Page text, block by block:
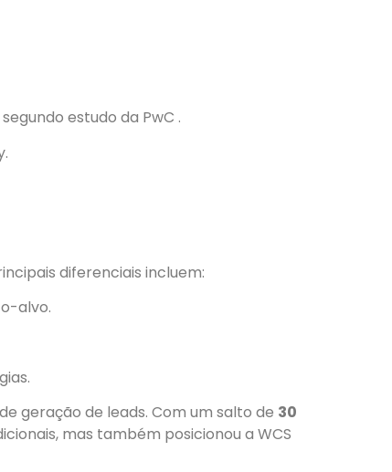
segundo estudo da PwC .
diferenciais incluem:
alvo.
geração de leads. Com um salto de 30
mas também posicionou a WCS